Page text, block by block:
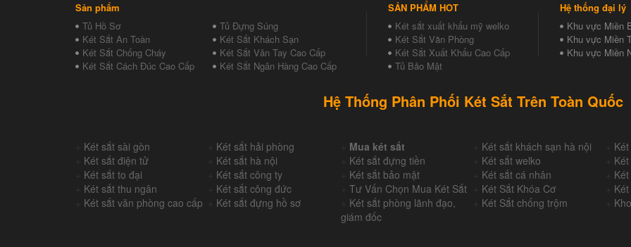
Sản phẩm
Tủ Hồ Sơ
Tủ Đựng Súng
Két Sắt An Toàn
Két Sắt Khách Sạn
Két Sắt Chống Cháy
Két Sắt Vân Tay Cao Cấp
Két Sắt Cách Đúc Cao Cấp
Két Sắt Ngân Hàng Cao Cấp
SẢN PHẨM HOT
Két sắt xuất khẩu mỹ welko
Két Sắt Văn Phòng
Két Sắt Xuất Khẩu Cao Cấp
Tủ Bảo Mật
Hệ thống đại lý
Khu vực Miền
Khu vực Miền
Khu vực Miền
Hệ Thống Phân Phối Két Sắt Trên Toàn Quốc
Két sắt sài gòn Két sắt hải phòng Mua két sắt Két sắt khách sạn hà nội
Két sắt điện tử Két sắt hà nội Két sắt đựng tiền Két sắt welko
Két sắt to đại Két sắt công ty Két sắt bảo mật Két sắt cá nhân
Két sắt thu ngân Két sắt công đức Tư Vấn Chọn Mua Két Sắt Két Sắt Khóa Cơ
Két sắt văn phòng cao cấp Két sắt đựng hồ sơ
Két sắt phòng lãnh đạo,
giám đốc
Két Sắt chống trộm